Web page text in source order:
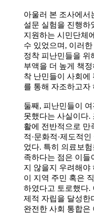
아울러 본 조사에서
설문 실험을 진행하
지원하는 시민단체
수 있었으며, 이러
정착 피난민들을 위
부액을 더 높게 책
착 난민들이 사회에
를 통해 자조하고자
둘째, 피난민들이
못했다는 사실이다.
활에 전반적으로 만
적·문화적·제도적
었다. 특히 의료보
족하다는 점은 이들
지 않을지 우려해야
이 지역 주민 혹은
하였다고 토로했다.
제적 자립을 달성한
완전한 사회 통합은